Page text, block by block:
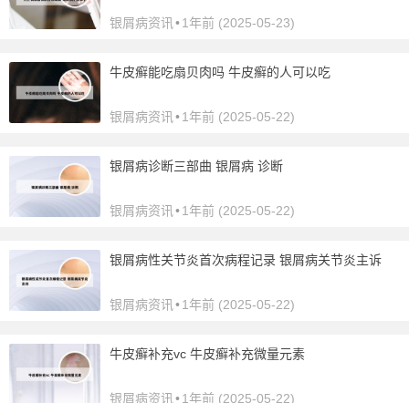
银屑病资讯 •1年前 (2025-05-23)
牛皮癣能吃扇贝肉吗 牛皮癣的人可以吃
银屑病资讯 •1年前 (2025-05-22)
银屑病诊断三部曲 银屑病 诊断
银屑病资讯 •1年前 (2025-05-22)
银屑病性关节炎首次病程记录 银屑病关节炎主诉
银屑病资讯 •1年前 (2025-05-22)
牛皮癣补充vc 牛皮癣补充微量元素
银屑病资讯 •1年前 (2025-05-22)